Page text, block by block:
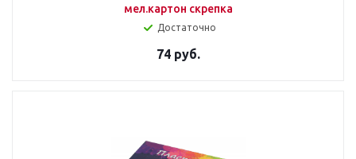
мел.картон скрепка
Достаточно
74 руб.